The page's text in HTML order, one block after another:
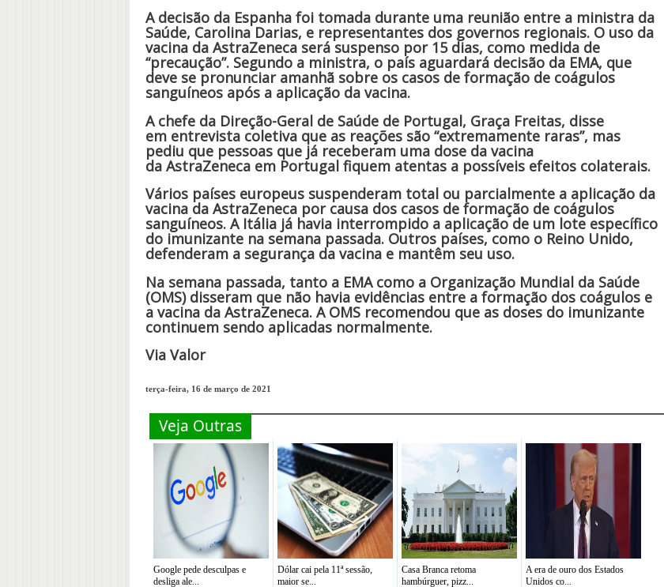
A decisão da Espanha foi tomada durante uma reunião entre a ministra da
Saúde, Carolina Darias, e representantes dos governos regionais. O uso da
vacina da AstraZeneca será suspenso por 15 dias, como medida de
“precaução”. Segundo a ministra, o país aguardará decisão da EMA, que
deve se pronunciar amanhã sobre os casos de formação de coágulos
sanguíneos após a aplicação da vacina.
A chefe da Direção-Geral de Saúde de Portugal, Graça Freitas, disse
em entrevista coletiva que as reações são “extremamente raras”, mas
pediu que pessoas que já receberam uma dose da vacina
da AstraZeneca em Portugal fiquem atentas a possíveis efeitos colaterais.
Vários países europeus suspenderam total ou parcialmente a aplicação da
vacina da AstraZeneca por causa dos casos de formação de coágulos
sanguíneos. A Itália já havia interrompido a aplicação de um lote específico
do imunizante na semana passada. Outros países, como o Reino Unido,
defenderam a segurança da vacina e mantêm seu uso.
Na semana passada, tanto a EMA como a Organização Mundial da Saúde
(OMS) disseram que não havia evidências entre a formação dos coágulos e
a vacina da AstraZeneca. A OMS recomendou que as doses do imunizante
continuem sendo aplicadas normalmente.
Via Valor
terça-feira, 16 de março de 2021
Veja Outras
Google pede desculpas e
desliga ale...
Dólar cai pela 11ª sessão,
maior se...
Casa Branca retoma
hambúrguer, pizz...
A era de ouro dos Estados
Unidos co...